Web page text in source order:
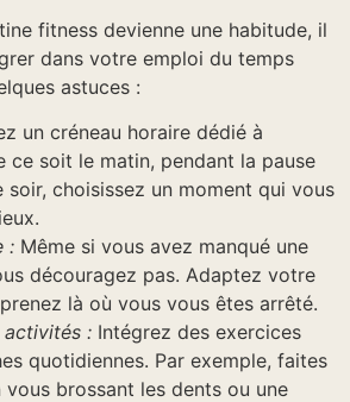
fitness devienne une habitude, il
dans votre emploi du temps
astuces :
un créneau horaire dédié à
ce soit le matin, pendant la pause
soir, choisissez un moment qui vous
: Même si vous avez manqué une
découragez pas. Adaptez votre
là où vous vous êtes arrêté.
activités : Intégrez des exercices
quotidiennes. Par exemple, faites
vous brossant les dents ou une